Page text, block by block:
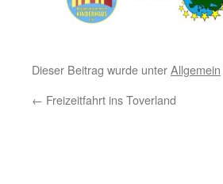
Dieser Beitrag wurde unterAllgemein
← Freizeitfahrt ins Toverland